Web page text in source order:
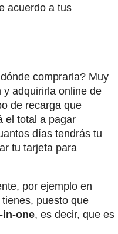
acuerdo a tus
comprarla? Muy
y adquirirla online de
de recarga que
el total a pagar
días tendrás tu
tu tarjeta para
por ejemplo en
puesto que
in-one, es decir, que es